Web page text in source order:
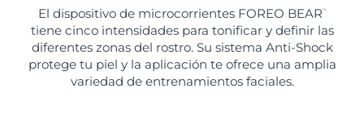
El dispositivo de microcorrientes FOREO BEAR ™
tiene cinco intensidades para tonificar y definir las
diferentes zonas del rostro. Su sistema Anti-Shock
protege tu piel y la aplicación te ofrece una amplia
variedad de entrenamientos faciales.